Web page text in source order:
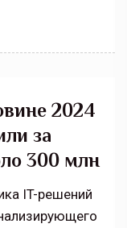
2024
за
300 млн
IT-решений